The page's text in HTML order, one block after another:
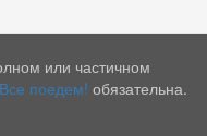
или частичном
Все поедем! обязательна.